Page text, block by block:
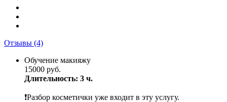
Отзывы (4)
Обучение макияжу
15000 руб.
Длительность: 3 ч.
❗️Разбор косметички уже входит в эту услугу.